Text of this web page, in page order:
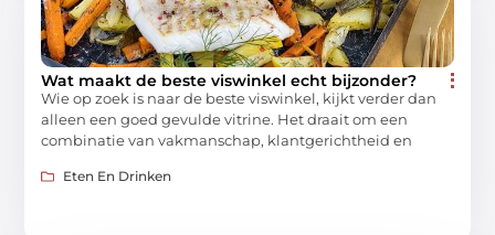
Wat maakt de beste viswinkel echt bijzonder?
Wie op zoek is naar de beste viswinkel, kijkt verder dan
alleen een goed gevulde vitrine. Het draait om een
combinatie van vakmanschap, klantgerichtheid en
Eten En Drinken